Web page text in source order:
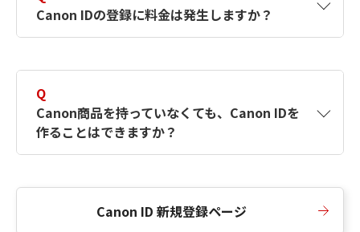
簡単に作成できるように、この情報を使用して
Canon IDの登録フォームを入力します。
Canon IDの登録に料金は発生しますか？
Q
Canon商品を持っていなくても、Canon IDを
作ることはできますか？
Canon ID 新規登録ページ